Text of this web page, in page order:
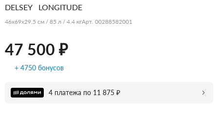
DELSEY LONGITUDE
46x69x29.5 см / 85 л / 4.4 кгАрт. 00288582001
47 500 ₽
+ 4750 бонусов
4 платежа по 11 875 ₽